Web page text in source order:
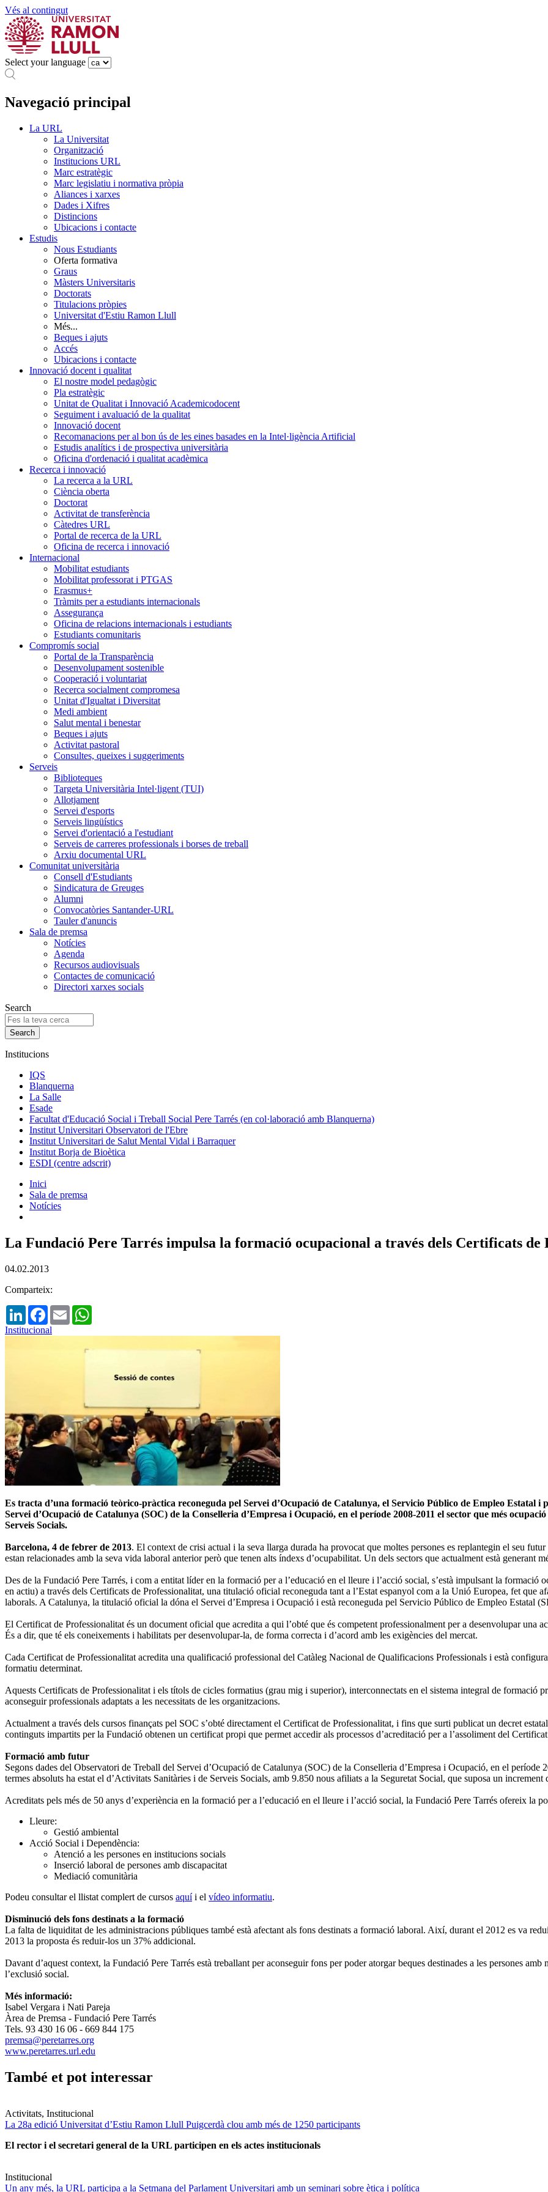
Vés al contingut
Select your language
Navegació principal
La URL
La Universitat
Organització
Institucions URL
Marc estratègic
Marc legislatiu i normativa pròpia
Aliances i xarxes
Dades i Xifres
Distincions
Ubicacions i contacte
Estudis
Nous Estudiants
Oferta formativa
Graus
Màsters Universitaris
Doctorats
Titulacions pròpies
Universitat d'Estiu Ramon Llull
Més...
Beques i ajuts
Accés
Ubicacions i contacte
Innovació docent i qualitat
El nostre model pedagògic
Pla estratègic
Unitat de Qualitat i Innovació Academicodocent
Seguiment i avaluació de la qualitat
Innovació docent
Recomanacions per al bon ús de les eines basades en la Intel·ligència Artificial
Estudis analítics i de prospectiva universitària
Oficina d'ordenació i qualitat acadèmica
Recerca i innovació
La recerca a la URL
Ciència oberta
Doctorat
Activitat de transferència
Càtedres URL
Portal de recerca de la URL
Oficina de recerca i innovació
Internacional
Mobilitat estudiants
Mobilitat professorat i PTGAS
Erasmus+
Tràmits per a estudiants internacionals
Assegurança
Oficina de relacions internacionals i estudiants
Estudiants comunitaris
Compromís social
Portal de la Transparència
Desenvolupament sostenible
Cooperació i voluntariat
Recerca socialment compromesa
Unitat d'Igualtat i Diversitat
Medi ambient
Salut mental i benestar
Beques i ajuts
Activitat pastoral
Consultes, queixes i suggeriments
Serveis
Biblioteques
Targeta Universitària Intel·ligent (TUI)
Allotjament
Servei d'esports
Serveis lingüístics
Servei d'orientació a l'estudiant
Serveis de carreres professionals i borses de treball
Arxiu documental URL
Comunitat universitària
Consell d'Estudiants
Sindicatura de Greuges
Alumni
Convocatòries Santander-URL
Tauler d'anuncis
Sala de premsa
Notícies
Agenda
Recursos audiovisuals
Contactes de comunicació
Directori xarxes socials
Search
Institucions
IQS
Blanquerna
La Salle
Esade
Facultat d'Educació Social i Treball Social Pere Tarrés (en col·laboració amb Blanquerna)
Institut Universitari Observatori de l'Ebre
Institut Universitari de Salut Mental Vidal i Barraquer
Institut Borja de Bioètica
ESDI (centre adscrit)
Inici
Sala de premsa
Notícies
La Fundació Pere Tarrés impulsa la formació ocupacional a través dels Certificats de
04.02.2013
Comparteix:
LinkedInFacebook
Email
Institucional
Es tracta d’una formació teòrico-pràctica reconeguda pel Servei d’Ocupació de Catalunya, el Servicio Público de Empleo Estatal i
Servei d’Ocupació de Catalunya (SOC) de la Conselleria d’Empresa i Ocupació, en el període 2008-2011 el sector que més
Serveis Socials.
Barcelona, 4 de febrer de 2013. El context de crisi actual i la seva llarga durada ha provocat que moltes persones es replantegin el seu
estan relacionades amb la seva vida laboral anterior però que tenen alts índexs d’ocupabilitat. Un dels sectors que actualment està generant
Des de la Fundació Pere Tarrés, i com a entitat líder en la formació per a l’educació en el lleure i l’acció social, s’està impulsant la formació
en actiu) a través dels Certificats de Professionalitat, una titulació oficial reconeguda tant a l’Estat espanyol com a la Unió Europea, fet que
laborals. A Catalunya, la titulació oficial la dóna el Servei d’Empresa i Ocupació i està reconeguda pel Servicio Público de Empleo Estatal
El Certificat de Professionalitat és un document oficial que acredita a qui l’obté que és competent professionalment per a desenvolupar una
És a dir, que té els coneixements i habilitats per desenvolupar-la, de forma correcta i d’acord amb les exigències del mercat.
Cada Certificat de Professionalitat acredita una qualificació professional del Catàleg Nacional de Qualificacions Professionals i està
formatiu determinat.
Aquests Certificats de Professionalitat i els títols de cicles formatius (grau mig i superior), interconnectats en el sistema integral de formació
aconseguir professionals adaptats a les necessitats de les organitzacions.
Actualment a través dels cursos finançats pel SOC s’obté directament el Certificat de Professionalitat, i fins que surti publicat un decret
continguts impartits per la Fundació obtenen un certificat propi que permet accedir als processos d’acreditació per a l’assoliment del
Formació amb futur
Segons dades del Observatori de Treball del Servei d’Ocupació de Catalunya (SOC) de la Conselleria d’Empresa i Ocupació, en el període
termes absoluts ha estat el d’Activitats Sanitàries i de Serveis Socials, amb 9.850 nous afiliats a la Seguretat Social, que suposa un
Acreditats pels més de 50 anys d’experiència en la formació per a l’educació en el lleure i l’acció social, la Fundació Pere Tarrés ofereix la
Lleure:
Gestió ambiental
Acció Social i Dependència:
Atenció a les persones en institucions socials
Inserció laboral de persones amb discapacitat
Mediació comunitària
Podeu consultar el llistat complert de cursos aquíi el vídeo informatiu.
Disminució dels fons destinats a la formació
La falta de liquiditat de les administracions públiques també està afectant als fons destinats a formació laboral. Així, durant el 2012 es va
2013 la proposta és reduir-los un 37% addicional.
Davant d’aquest context, la Fundació Pere Tarrés està treballant per aconseguir fons per poder atorgar beques destinades a les persones
l’exclusió social.
Més informació:
Isabel Vergara i Nati Pareja
Àrea de Premsa - Fundació Pere Tarrés
Tels. 93 430 16 06 - 669 844 175
premsa@peretarres.org
www.peretarres.url.edu
També et pot interessar
Activitats, Institucional
La 28a edició Universitat d’Estiu Ramon Llull Puigcerdà clou amb més de 1250 participants
El rector i el secretari general de la URL participen en els actes institucionals
Institucional
Un any més, la URL participa a la Setmana del Parlament Universitari amb un seminari sobre ètica i política